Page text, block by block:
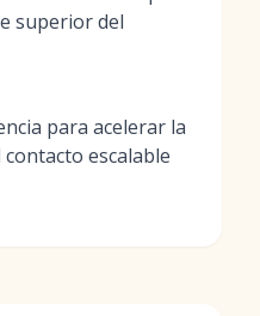
superior del
para acelerar la
escalable